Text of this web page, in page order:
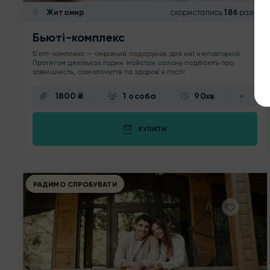
Житомир скористались 186разів
Бьюті-комплекс
Б'юті-комплекс — омріяний подарунок для неї неповторної.
Протягом декількох годин майстри салону подбають про
зовнішність, самопочуття та здоровʼя гості!
1800 ₴ 1 особа 90хв
КУПИТИ
РАДИМО СПРОБУВАТИ